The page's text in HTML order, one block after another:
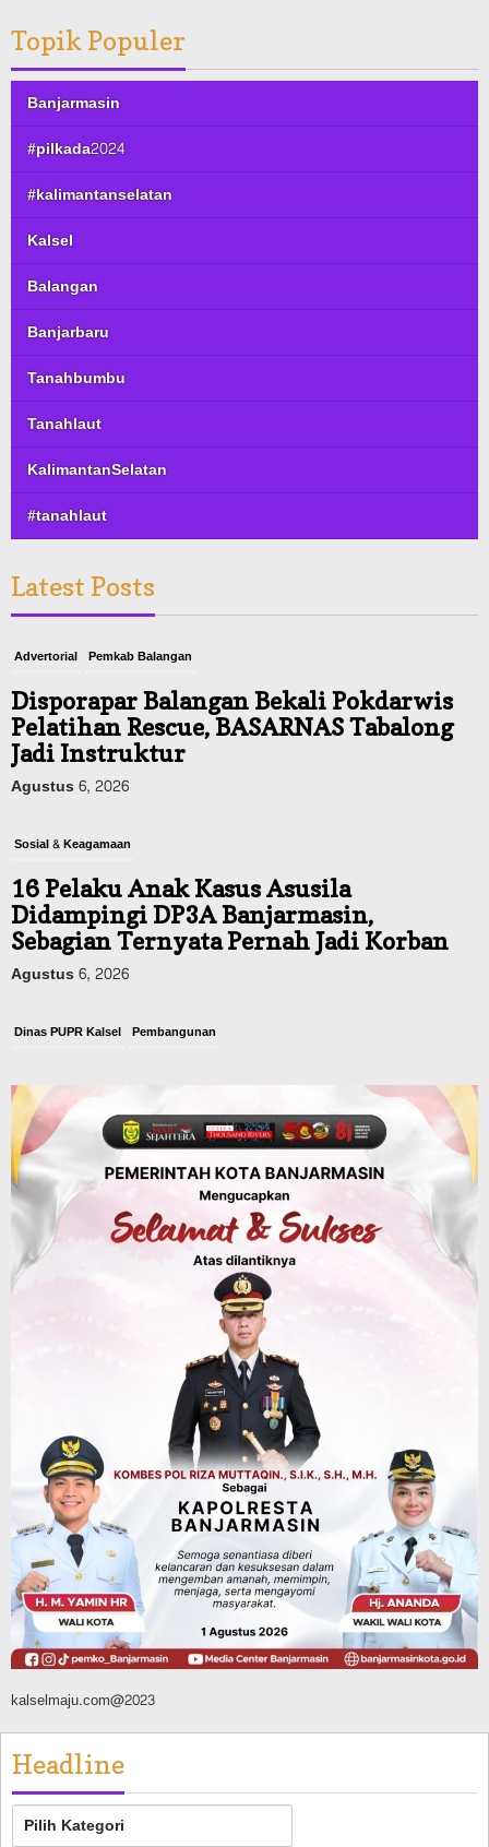
Topik Populer
Banjarmasin
#pilkada2024
#kalimantanselatan
Kalsel
Balangan
Banjarbaru
Tanahbumbu
Tanahlaut
KalimantanSelatan
#tanahlaut
Latest Posts
Advertorial Pemkab Balangan
Disporapar Balangan Bekali Pokdarwis
Pelatihan Rescue, BASARNAS Tabalong
Jadi Instruktur
Agustus 6, 2026
Sosial & Keagamaan
16 Pelaku Anak Kasus Asusila
Didampingi DP3A Banjarmasin,
Sebagian Ternyata Pernah Jadi Korban
Agustus 6, 2026
Dinas PUPR Kalsel Pembangunan
Pemerintah Janji Tingkatkan Fasilitas
Keselamatan Jalan Alternatif
Banjarbaru–Batulicin
Agustus 6, 2026
Dinas Kehutanan Kalsel
Tahura Sultan Adam Sempat Alami
Kebakaran Lahan, Api Berhasil
Dipadamkan, Kadishut Kalsel
Memimpin Langsung Aksi di Lapangan
Advertorial Pemkab Balangan
Silaturahmi ke DPRD Balangan, Kapolres
AKBP Arif Mansyur Perkuat Koordinasi
Keamanan Daerah
Agustus 6, 2026
kalselmaju.com@2023
Headline
Headline